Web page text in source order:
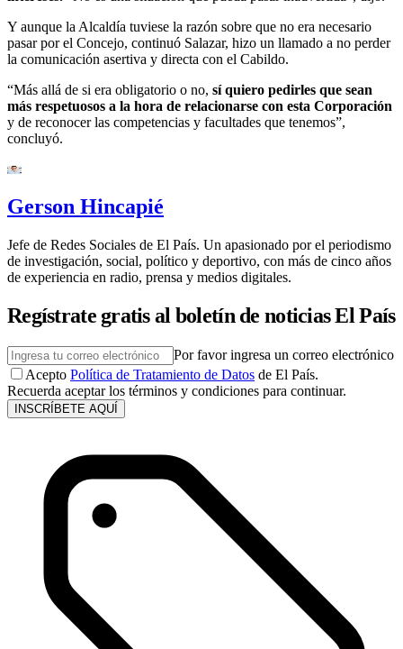
Y aunque la Alcaldía tuviese la razón sobre que no era necesario
pasar por el Concejo, continuó Salazar, hizo un llamado a no perder
la comunicación asertiva y directa con el Cabildo.
“Más allá de si era obligatorio o no, sí quiero pedirles que sean
más respetuosos a la hora de relacionarse con esta Corporación
y de reconocer las competencias y facultades que tenemos”,
concluyó.
Gerson Hincapié
Jefe de Redes Sociales de El País. Un apasionado por el periodismo
de investigación, social, político y deportivo, con más de cinco años
de experiencia en radio, prensa y medios digitales.
Regístrate gratis al boletín de noticias El País
Por favor ingresa un correo electrónico
Acepto Política de Tratamiento de Datos de El País.
Recuerda aceptar los términos y condiciones para continuar.
INSCRÍBETE AQUÍ